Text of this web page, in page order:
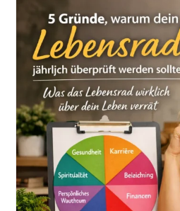
Feder
–
Alles
Andere
Nennt
Sich
Leben